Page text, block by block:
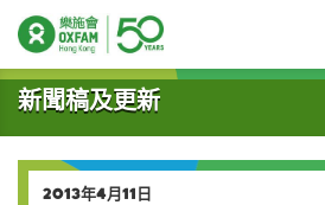
開始主要內容
新聞稿及更新
2013年4月11日